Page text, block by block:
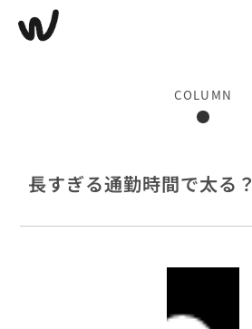
長すぎる通勤時間で太る？
COLUMN